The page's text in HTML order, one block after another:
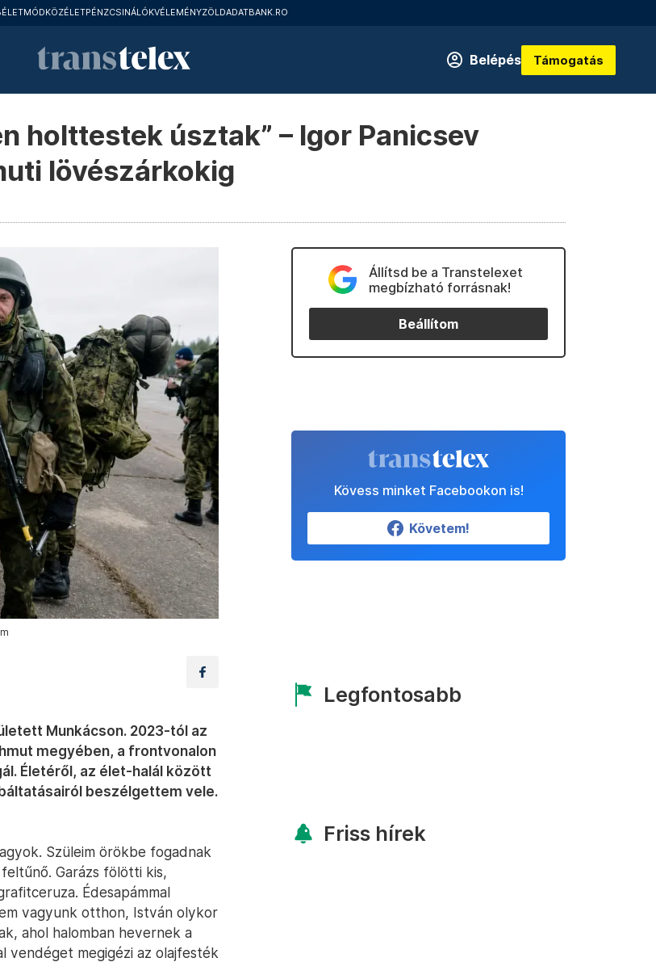
ÉLETMÓDKÖZÉLETPÉNZCSINÁLÓKVÉLEMÉNYZÖLDADATBANK.RO
Belépés Támogatás
holttestek úsztak” – Igor Panicsev
lövészárkokig
Munkácson. 2023-tól az
megyében, a frontvonalon
Életéről, az élet-halál között
beszélgettem vele.
Szüleim örökbe fogadnak
Garázs fölötti kis,
Édesapámmal
vagyunk otthon, István olykor
ahol halomban hevernek a
vendéget megigézi az olajfesték
Állítsd be a Transtelexet
megbízható forrásnak!
Beállítom
Kövess minket Facebookon is!
Követem!
Legfontosabb
Friss hírek